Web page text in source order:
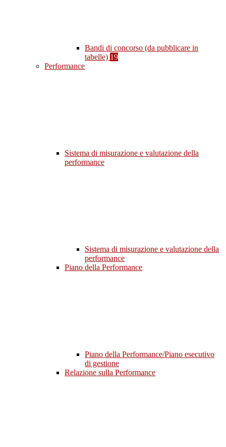
Bandi di concorso (da pubblicare in
tabelle) 19
Performance
Sistema di misurazione e valutazione della
performance
Sistema di misurazione e valutazione della
performance
Piano della Performance
Piano della Performance/Piano esecutivo
di gestione
Relazione sulla Performance